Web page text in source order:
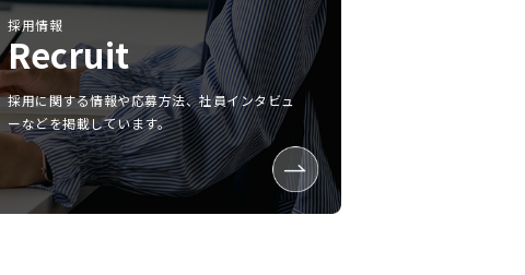
採用情報
Recruit
採用に関する情報や応募方法、社員インタビュ
ーなどを掲載しています。